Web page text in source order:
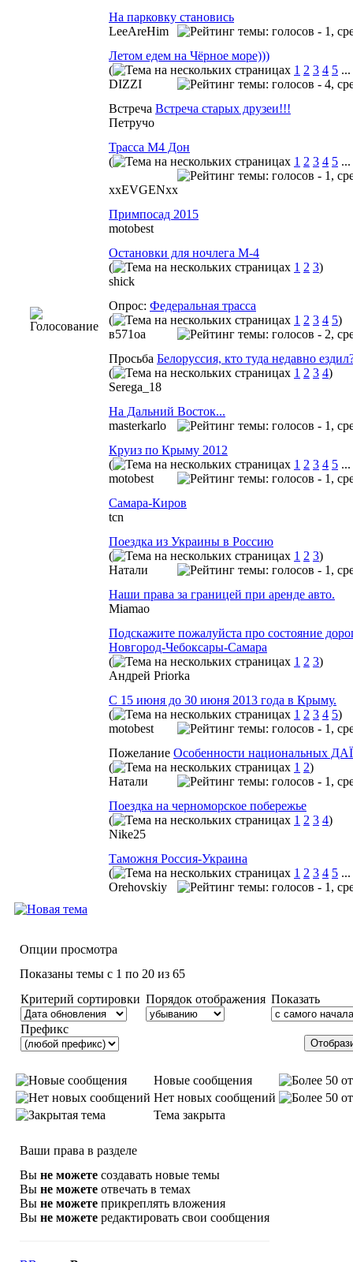
На парковку становись
LeeAreHim
Летом едем на Чёрное море)))
(
1 2 3 4 5 ...
DIZZI
Встреча Встреча старых друзеи!!!
Петручо
Трасса М4 Дон
(
1 2 3 4 5 ...
xxEVGENxx
Примпосад 2015
motobest
Остановки для ночлега М-4
(
1 2 3)
shick
Опрос: Федеральная трасса
(
1 2 3 4 5)
в571оа
Просьба Белоруссия, кто туда недавно
(
1 2 3 4)
Serega_18
На Дальний Восток...
masterkarlo
Круиз по Крыму 2012
(
1 2 3 4 5 ...
motobest
Самара-Киров
tcn
Поездка из Украины в Россию
(
1 2 3)
Натали
Наши права за границей при аренде авто.
Miamao
Подскажите пожалуйста про состояние
Новгород-Чебоксары-Самара
(
1 2 3)
Андрей Priorka
С 15 июня до 30 июня 2013 года в Крыму.
(
1 2 3 4 5)
motobest
Пожелание Особенности национальных
(
1 2)
Натали
Поездка на черноморское побережье
(
1 2 3 4)
Nike25
Таможня Россия-Украина
(
1 2 3 4 5 ...
Orehovskiy
Опции просмотра
Показаны темы с 1 по 20 из 65
Критерий сортировки Порядок отображения Показать
Префикс
Новые сообщения
Нет новых сообщений
Тема закрыта
Ваши права в разделе
Вы не можете создавать новые темы
Вы не можете отвечать в темах
Вы не можете прикреплять вложения
Вы не можете редактировать свои сообщения